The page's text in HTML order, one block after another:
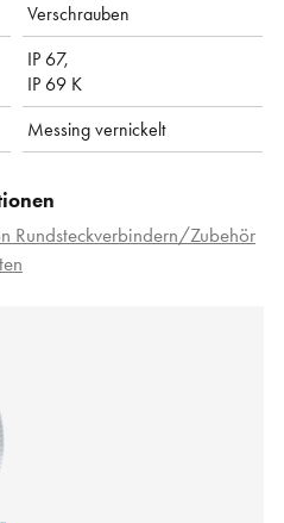
Verschrauben
IP 67,
IP 69 K
Messing vernickelt
Rundsteckverbindern/Zubehör